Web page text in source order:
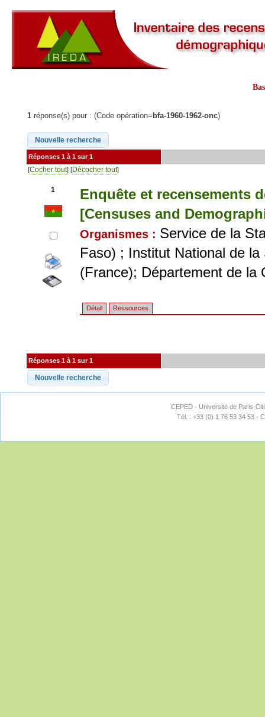
1 réponse(s) pour : (Code opération= bfa-1960-1962-onc)
Réponses 1 à 1 sur 1
[Cocher tout] [Décocher tout]
1
Enquête et recensements
[Censuses and
Organismes : Service de la
Faso) ; Institut National de
(France); Département de la
Détail Ressources
Réponses 1 à 1 sur 1
CEPED - Université de Paris-
Tél. : +33 (0) 1 76 53 34 53 -